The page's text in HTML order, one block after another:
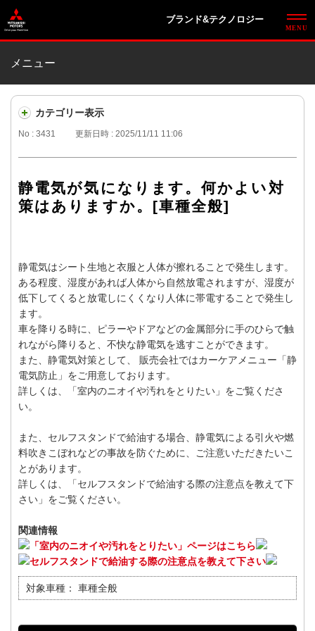
ブランド&テクノロジー
メニュー
カテゴリー表示
No : 3431 更新日時 : 2025/11/11 11:06
静電気が気になります。何かよい対
策はありますか。[車種全般]
静電気はシート生地と衣服と人体が擦れることで発生します。
ある程度、湿度があれば人体から自然放電されますが、湿度が
低下してくると放電しにくくなり人体に帯電することで発生し
ます。
車を降りる時に、ピラーやドアなどの金属部分に手のひらで触
れながら降りると、不快な静電気を逃すことができます。
また、静電気対策として、 販売会社ではカーケアメニュー「静
電気防止」をご用意しております。
詳しくは、「室内のニオイや汚れをとりたい」をご覧くださ
い。
また、セルフスタンドで給油する場合、静電気による引火や燃
料吹きこぼれなどの事故を防ぐために、ご注意いただきたいこ
とがあります。
詳しくは、「セルフスタンドで給油する際の注意点を教えて下
さい」をご覧ください。
関連情報
「室内のニオイや汚れをとりたい」ページはこちら
セルフスタンドで給油する際の注意点を教えて下さい
対象車種： 車種全般